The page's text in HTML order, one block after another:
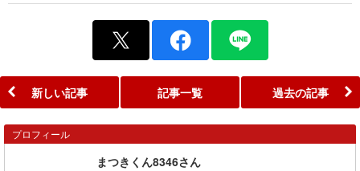
新しい記事 記事一覧 過去の記事
プロフィール
まつきくん8346さん